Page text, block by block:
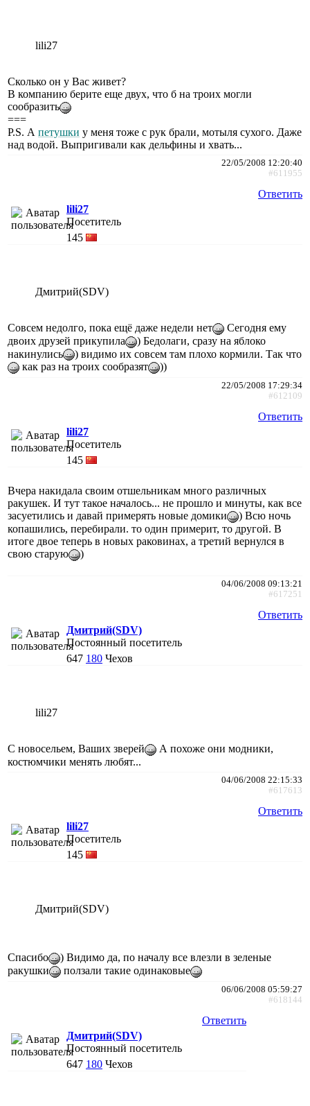
lili27
Сколько он у Вас живет?
В компанию берите еще двух, что б на троих могли
сообразить
===
P.S. А петушки у меня тоже с рук брали, мотыля сухого. Даже
над водой. Выпригивали как дельфины и хвать...
22/05/2008 12:20:40
#611955
Ответить
lili27
Посетитель
145
Дмитрий(SDV)
Совсем недолго, пока ещё даже недели нет
Сегодня ему
двоих друзей прикупила
) Бедолаги, сразу на яблоко
накинулись
) видимо их совсем там плохо кормили. Так что
как раз на троих сообразят
))
22/05/2008 17:29:34
#612109
Ответить
lili27
Посетитель
145
Вчера накидала своим отшельникам много различных
ракушек. И тут такое началось... не прошло и минуты, как все
засуетились и давай примерять новые домики
) Всю ночь
копашились, перебирали. то один примерит, то другой. В
итоге двое теперь в новых раковинах, а третий вернулся в
свою старую
)
04/06/2008 09:13:21
#617251
Ответить
Дмитрий(SDV)
Постоянный посетитель
647 180 Чехов
lili27
С новосельем, Ваших зверей
А похоже они модники,
костюмчики менять любят...
04/06/2008 22:15:33
#617613
Ответить
lili27
Посетитель
145
Дмитрий(SDV)
Спасибо
) Видимо да, по началу все влезли в зеленые
ракушки
ползали такие одинаковые
06/06/2008 05:59:27
#618144
Ответить
Дмитрий(SDV)
Постоянный посетитель
647 180 Чехов